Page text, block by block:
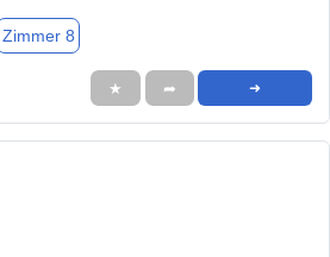
Zimmer 8
★ ➦ ➜